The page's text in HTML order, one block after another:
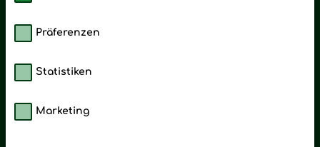
Präferenzen
Statistiken
Marketing